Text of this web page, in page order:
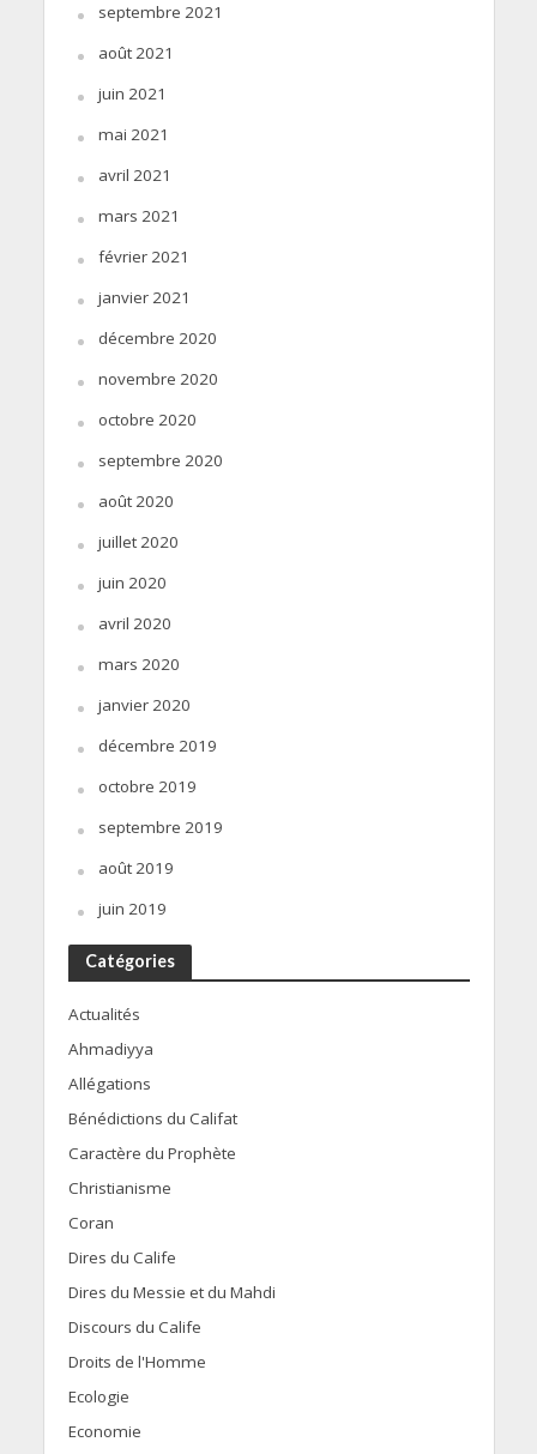
septembre 2021
août 2021
juin 2021
mai 2021
avril 2021
mars 2021
février 2021
janvier 2021
décembre 2020
novembre 2020
octobre 2020
septembre 2020
août 2020
juillet 2020
juin 2020
avril 2020
mars 2020
janvier 2020
décembre 2019
octobre 2019
septembre 2019
août 2019
juin 2019
Catégories
Actualités
Ahmadiyya
Allégations
Bénédictions du Califat
Caractère du Prophète
Christianisme
Coran
Dires du Calife
Dires du Messie et du Mahdi
Discours du Calife
Droits de l'Homme
Ecologie
Economie